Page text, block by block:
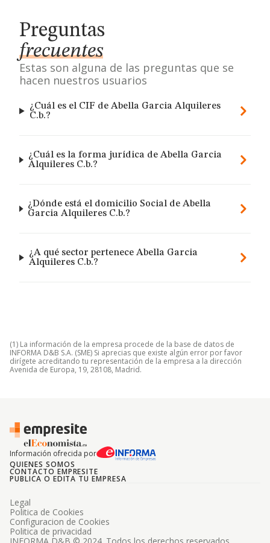
Preguntas
frecuentes
Estas son alguna de las preguntas que se
hacen nuestros usuarios
¿Cuál es el CIF de Abella Garcia Alquileres
C.b.?
¿Cuál es la forma jurídica de Abella Garcia
Alquileres C.b.?
¿Dónde está el domicilio Social de Abella
Garcia Alquileres C.b.?
¿A qué sector pertenece Abella Garcia
Alquileres C.b.?
(1) La información de la empresa procede de la base de datos de
INFORMA D&B S.A. (SME) Si aprecias que existe algún error por favor
dirígete acreditando tu representación de la empresa a la dirección
Avenida de Europa, 19, 28108, Madrid.
Información ofrecida por
QUIENES SOMOS
CONTACTO EMPRESITE
PUBLICA O EDITA TU EMPRESA
Legal
Politica de Cookies
Configuracion de Cookies
Politica de privacidad